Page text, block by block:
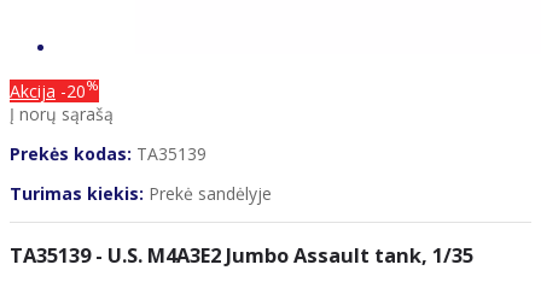
Akcija -20%
Į norų sąrašą
Prekės kodas: TA35139
Turimas kiekis: Prekė sandėlyje
TA35139 - U.S. M4A3E2 Jumbo Assault tank, 1/35